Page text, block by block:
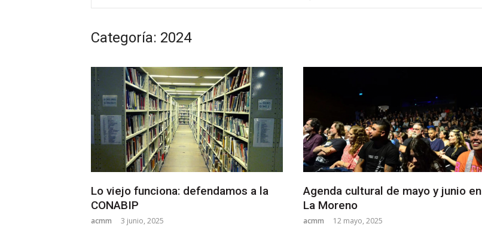
Categoría: 2024
Lo viejo funciona: defendamos a la
CONABIP
acmm 3 junio, 2025
Agenda cultural de mayo y junio en
La Moreno
acmm 12 mayo, 2025